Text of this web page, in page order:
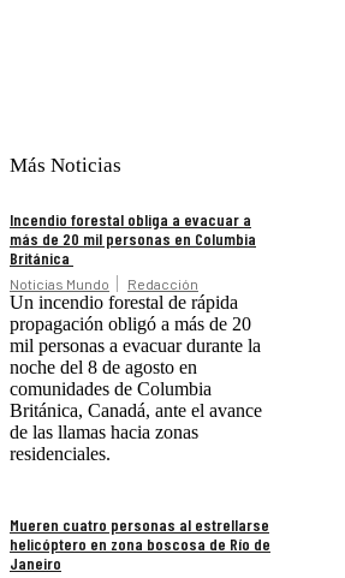
Más Noticias
Incendio forestal obliga a evacuar a
más de 20 mil personas en Columbia
Británica
Noticias Mundo Redacción
Un incendio forestal de rápida
propagación obligó a más de 20
mil personas a evacuar durante la
noche del 8 de agosto en
comunidades de Columbia
Británica, Canadá, ante el avance
de las llamas hacia zonas
residenciales.
Mueren cuatro personas al estrellarse
helicóptero en zona boscosa de Río de
Janeiro